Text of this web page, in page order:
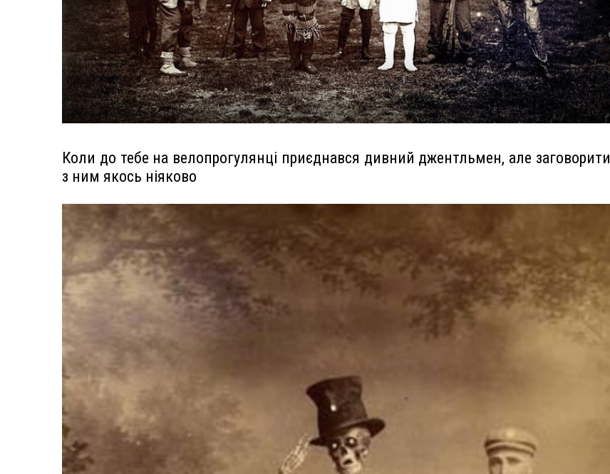
Коли до тебе на велопрогулянці приєднався дивний джентльмен, але заговорити
з ним якось ніяково